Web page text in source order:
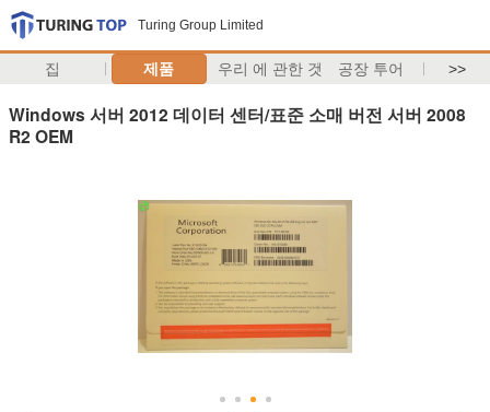
Turing Group Limited
집 제품 우리 에 관한 것 공장 투어 >>
Windows 서버 2012 데이터 센터/표준 소매 버전 서버 2008
R2 OEM